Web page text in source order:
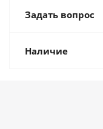
Задать вопрос
Наличие